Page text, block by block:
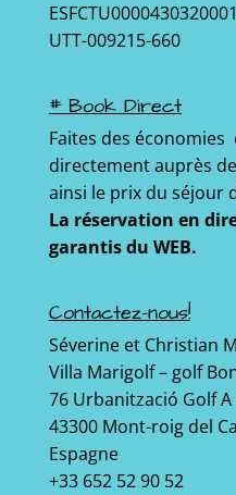
UTT-009215-660
# Book Direct
Faites des
directement auprès
ainsi le prix du séjour
La réservation en
garantis du WEB.
Contactez-nous!
Séverine et Christian
Villa Marigolf – golf
76 Urbanització Golf A
43300 Mont-roig del
Espagne
+33 652 52 90 52